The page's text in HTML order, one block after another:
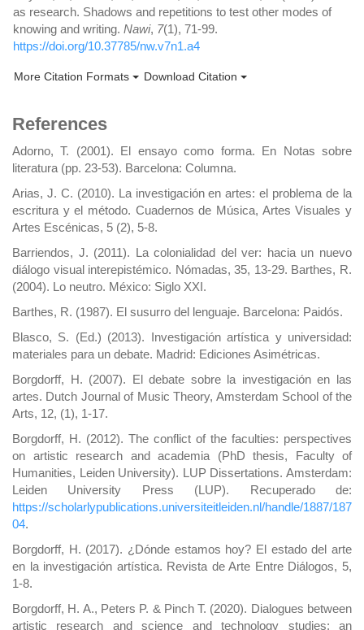
as research. Shadows and repetitions to test other modes of
knowing and writing. Nawi, 7(1), 71-99.
https://doi.org/10.37785/nw.v7n1.a4
More Citation Formats Download Citation
References
Adorno, T. (2001). El ensayo como forma. En Notas sobre
literatura (pp. 23-53). Barcelona: Columna.
Arias, J. C. (2010). La investigación en artes: el problema de la
escritura y el método. Cuadernos de Música, Artes Visuales y
Artes Escénicas, 5 (2), 5-8.
Barriendos, J. (2011). La colonialidad del ver: hacia un nuevo
diálogo visual interepistémico. Nómadas, 35, 13-29. Barthes, R.
(2004). Lo neutro. México: Siglo XXI.
Barthes, R. (1987). El susurro del lenguaje. Barcelona: Paidós.
Blasco, S. (Ed.) (2013). Investigación artística y universidad:
materiales para un debate. Madrid: Ediciones Asimétricas.
Borgdorff, H. (2007). El debate sobre la investigación en las
artes. Dutch Journal of Music Theory, Amsterdam School of the
Arts, 12, (1), 1-17.
Borgdorff, H. (2012). The conflict of the faculties: perspectives
on artistic research and academia (PhD thesis, Faculty of
Humanities, Leiden University). LUP Dissertations. Amsterdam:
Leiden University Press (LUP). Recuperado de:
https://scholarlypublications.universiteitleiden.nl/handle/1887/187
04.
Borgdorff, H. (2017). ¿Dónde estamos hoy? El estado del arte
en la investigación artística. Revista de Arte Entre Diálogos, 5,
1-8.
Borgdorff, H. A., Peters P. & Pinch T. (2020). Dialogues between
artistic research and science and technology studies: an